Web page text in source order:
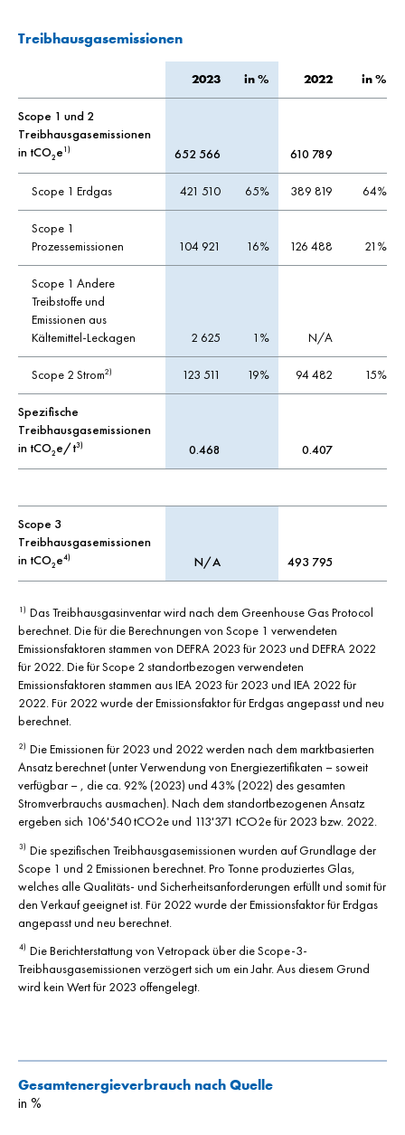
Treibhausgasemissionen
2023 in % 2022 in %
Scope 1 und 2
Treibhausgasemissionen
in tCO2 e 1) 652 566 610 789
Scope 1 Erdgas 421 510 65% 389 819 64%
Scope 1
Prozessemissionen
104 921 16% 126 488 21%
Scope 1 Andere
Treibstoffe und
Emissionen aus
Kältemittel-Leckagen
2 625 1% N/A
Scope 2 Strom2) 123 511 19% 94 482 15%
Spezifische
Treibhausgasemissionen
in tCO2 e/t3) 0.468 0.407
Scope 3
Treibhausgasemissionen
in tCO2 e4) N/A 493 795
1) Das Treibhausgasinventar wird nach dem Greenhouse Gas Protocol
berechnet. Die für die Berechnungen von Scope 1 verwendeten
Emissionsfaktoren stammen von DEFRA 2023 für 2023 und DEFRA 2022
für 2022. Die für Scope 2 standortbezogen verwendeten
Emissionsfaktoren stammen aus IEA 2023 für 2023 und IEA 2022 für
2022. Für 2022 wurde der Emissionsfaktor für Erdgas angepasst und neu
berechnet.
2) Die Emissionen für 2023 und 2022 werden nach dem marktbasierten
Ansatz berechnet (unter Verwendung von Energiezertifikaten – soweit
verfügbar – , die ca. 92% (2023) und 43% (2022) des gesamten
Stromverbrauchs ausmachen). Nach dem standortbezogenen Ansatz
ergeben sich 106'540 tCO2e und 113'371 tCO2e für 2023 bzw. 2022.
3) Die spezifischen Treibhausgasemissionen wurden auf Grundlage der
Scope 1 und 2 Emissionen berechnet. Pro Tonne produziertes Glas,
welches alle Qualitäts- und Sicherheitsanforderungen erfüllt und somit für
den Verkauf geeignet ist. Für 2022 wurde der Emissionsfaktor für Erdgas
angepasst und neu berechnet.
4) Die Berichterstattung von Vetropack über die Scope-3-
Treibhausgasemissionen verzögert sich um ein Jahr. Aus diesem Grund
wird kein Wert für 2023 offengelegt.
Gesamtenergieverbrauch nach Quelle
in %